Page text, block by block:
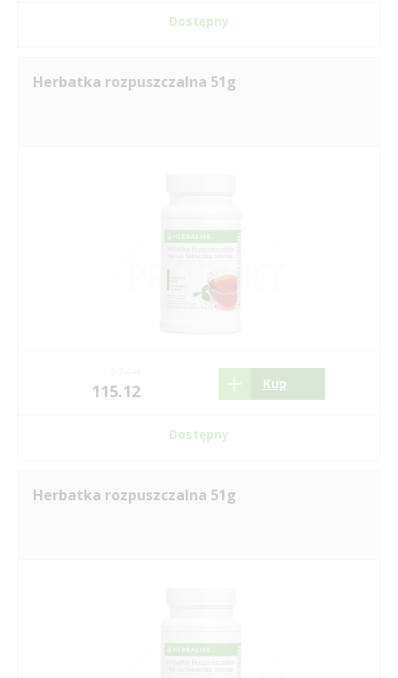
Dostępny
Herbatka rozpuszczalna 51g
115.12 Kup
Dostępny
Herbatka rozpuszczalna 51g